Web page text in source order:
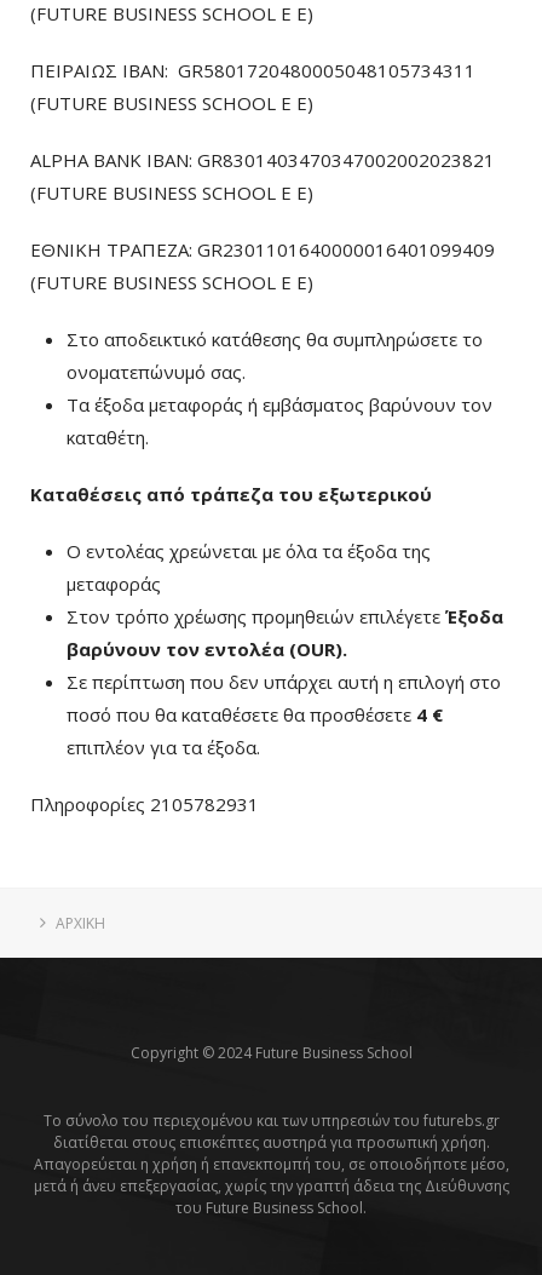
(FUTURE BUSINESS SCHOOL E E)
ΠΕΙΡΑΙΩΣ ΙΒΑΝ: GR5801720480005048105734311
(FUTURE BUSINESS SCHOOL E E)
ALPHA BANK IBAN: GR8301403470347002002023821
(FUTURE BUSINESS SCHOOL E E)
ΕΘΝΙΚΗ ΤΡΑΠΕΖΑ: GR2301101640000016401099409
(FUTURE BUSINESS SCHOOL E E)
Στο αποδεικτικό κατάθεσης θα συμπληρώσετε το
ονοματεπώνυμό σας.
Τα έξοδα μεταφοράς ή εμβάσματος βαρύνουν τον
καταθέτη.
Καταθέσεις από τράπεζα του εξωτερικού
Ο εντολέας χρεώνεται με όλα τα έξοδα της
μεταφοράς
Στον τρόπο χρέωσης προμηθειών επιλέγετε Έξοδα
βαρύνουν τον εντολέα (ΟUR).
Σε περίπτωση που δεν υπάρχει αυτή η επιλογή στο
ποσό που θα καταθέσετε θα προσθέσετε 4 €
επιπλέον για τα έξοδα.
Πληροφορίες 2105782931
ΑΡΧΙΚΗ
Copyright © 2024 Future Business School
Το σύνολο του περιεχομένου και των υπηρεσιών του futurebs.gr
διατίθεται στους επισκέπτες αυστηρά για προσωπική χρήση.
Απαγορεύεται η χρήση ή επανεκπομπή του, σε οποιοδήποτε μέσο,
μετά ή άνευ επεξεργασίας, χωρίς την γραπτή άδεια της Διεύθυνσης
του Future Business School.